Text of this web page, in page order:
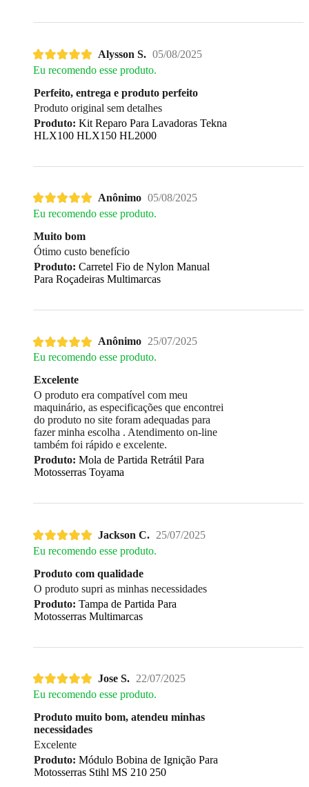
Alysson S. 05/08/2025
Eu recomendo esse produto.
Perfeito, entrega e produto perfeito
Produto original sem detalhes
Produto: Kit Reparo Para Lavadoras Tekna
HLX100 HLX150 HL2000
Anônimo 05/08/2025
Eu recomendo esse produto.
Muito bom
Ótimo custo benefício
Produto: Carretel Fio de Nylon Manual
Para Roçadeiras Multimarcas
Anônimo 25/07/2025
Eu recomendo esse produto.
Excelente
O produto era compatível com meu
maquinário, as especificações que encontrei
do produto no site foram adequadas para
fazer minha escolha . Atendimento on-line
também foi rápido e excelente.
Produto: Mola de Partida Retrátil Para
Motosserras Toyama
Jackson C. 25/07/2025
Eu recomendo esse produto.
Produto com qualidade
O produto supri as minhas necessidades
Produto: Tampa de Partida Para
Motosserras Multimarcas
Jose S. 22/07/2025
Eu recomendo esse produto.
Produto muito bom, atendeu minhas
necessidades
Excelente
Produto: Módulo Bobina de Ignição Para
Motosserras Stihl MS 210 250